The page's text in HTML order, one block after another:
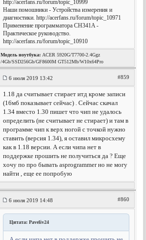
http://acerfans.ru/forum/topic_10999
Наши помошники - Устройства измерения и
диагностики. http://acerfans.ru/forum/topic_10971
Применение программатора CH341A -
Практическое руководство.
http://acerfans.ru/forum/topic_10910
Модель ноутбука: ACER 5920G/T7700-2.4Ggz
/4Gb/SSD256Gb/GF8600M GT512Mb/W10x64Pro
6 июля 2019 13:42 #859
1.18 да считывает стирает итд кроме записи
(16мб показывает сейчас) . Сейчас скачал
1.34 вместо 1.30 пишет что чип не удалось
определить (не считывает не стирает) и там в
программе чип к верх ногой с точкой нужно
ставить (версия 1.34), я оставил микросхему
как в 1.18 версии. А если чипа нет в
поддержке прошить не получиться да ? Еще
хочу по про бывать asprogrammer но не могу
найти , еще ее попробую
6 июля 2019 14:48 #860
Цитата: Paveliv24